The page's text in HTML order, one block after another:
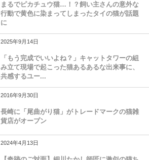
まるでピカチュウ猫…！？飼い主さんの意外な
行動で黄色に染まってしまったタイの猫が話題
に
2025年9月14日
「もう完成でいいよね？」キャットタワーの組
み立て現場で起こった猫あるあるな出来事に、
共感するユー...
2016年9月30日
長崎に「尾曲がり猫」がトレードマークの猫雑
貨店がオープン
2024年4月13日